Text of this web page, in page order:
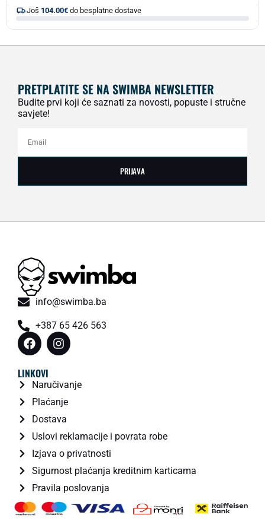
Još 104.00€ do besplatne dostave
PRETPLATITE SE NA SWIMBA NEWSLETTER
Budite prvi koji će saznati za novosti, popuste i stručne
savjete!
PRIJAVA
info@swimba.ba
+387 65 426 563
LINKOVI
Naručivanje
Plaćanje
Dostava
Uslovi reklamacije i povrata robe
Izjava o privatnosti
Sigurnost plaćanja kreditnim karticama
Pravila poslovanja